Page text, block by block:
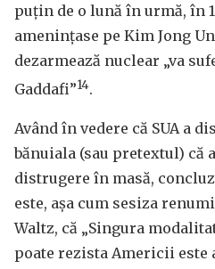
puțin de o lună în urmă, în
amenințase pe Kim Jong
dezarmează nuclear „va
Gaddafi”14.
Având în vedere că SUA a
bănuiala (sau pretextul) că
distrugere în masă,
este, așa cum sesiza
Waltz, că „Singura
poate rezista Americii este